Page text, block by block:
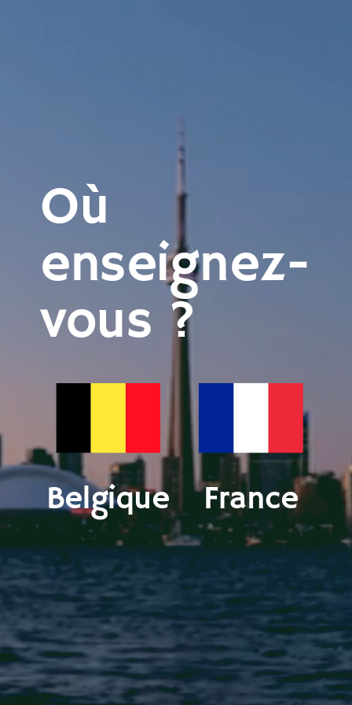
Où
enseignez-
vous ?
Belgique France